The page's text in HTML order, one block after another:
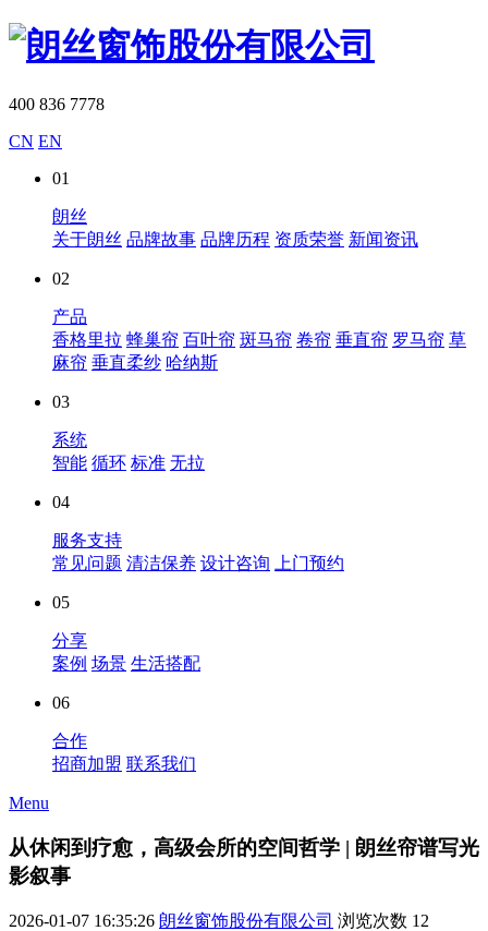
400 836 7778
CN EN
01
朗丝
关于朗丝 品牌故事 品牌历程 资质荣誉 新闻资讯
02
产品
香格里拉 蜂巢帘 百叶帘 斑马帘 卷帘 垂直帘 罗马帘 草
麻帘 垂直柔纱 哈纳斯
03
系统
智能 循环 标准 无拉
04
服务支持
常见问题 清洁保养 设计咨询 上门预约
05
分享
案例 场景 生活搭配
06
合作
招商加盟 联系我们
Menu
从休闲到疗愈，高级会所的空间哲学 | 朗丝帘谱写光
影叙事
2026-01-07 16:35:26 朗丝窗饰股份有限公司 浏览次数 12